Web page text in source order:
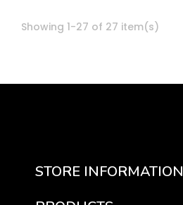
Showing 1-27 of 27 item(s)
STORE INFORMATION